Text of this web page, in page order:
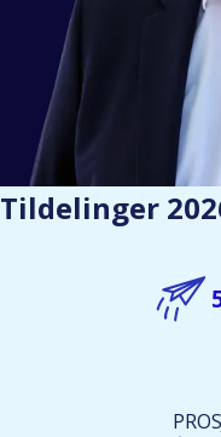
Tildelinger